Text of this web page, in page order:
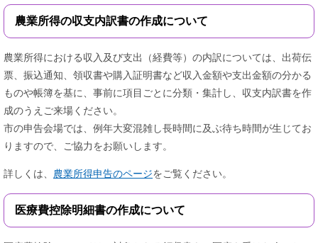
農業所得の収支内訳書の作成について
農業所得における収入及び支出（経費等）の内訳については、出荷伝
票、振込通知、領収書や購入証明書など収入金額や支出金額の分かる
ものや帳簿を基に、事前に項目ごとに分類・集計し、収支内訳書を作
成のうえご来場ください。
市の申告会場では、例年大変混雑し長時間に及ぶ待ち時間が生じてお
りますので、ご協力をお願いします。
詳しくは、 農業所得申告のページをご覧ください。
医療費控除明細書の作成について